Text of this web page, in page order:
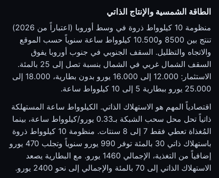
الطاقة الشمسية والإنتاج الذاتي
منظومة 10 كيلوواط ذروة في وسط أوروبا (اعتباراً من 2026)
تنتج بين 8500 و10.500 كيلوواط ساعة سنوياً حسب الموقع
والاتجاه والتظليل. السقف الجنوبي في جنوب أوروبا يفوق
السقف الشمال غربي في الشمال بنسبة تصل إلى 25 بالمئة.
الاستثمار: 12.000 إلى 16.000 يورو بدون بطارية، 18.000 إلى
25.000 يورو ببطارية 5 إلى 10 كيلوواط ساعة.
اقتصادياً المهم هو الاستهلاك الذاتي. الكيلوواط ساعة المستهلكة
ذاتياً تحل محل سحب الشبكة بـ0.33 يورو/كيلوواط ساعة، بينما
المُغذاة تعطي فقط 7 إلى 8 سنتات. منظومة 10 كيلوواط ذروة
باستهلاك ذاتي 30 بالمئة توفر 990 يورو سنوياً وتجلب 470 يورو
إضافياً من التغذية، الإجمالي 1460 يورو. مع البطارية يصعد
الاستهلاك الذاتي إلى 70 بالمئة والإجمالي إلى نحو 2400 يورو.